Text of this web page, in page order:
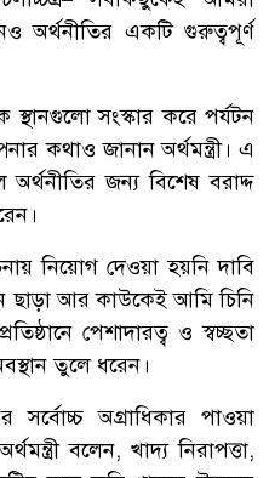
অর্থনীতির একটি গুরুত্বপূর্ণ
স্থানগুলো সংস্কার করে পর্যটন
কথাও জানান অর্থমন্ত্রী। এ
জন্য বিশেষ বরাদ্দ
নিয়োগ দেওয়া হয়নি দাবি
আর কাউকেই আমি চিনি
পেশাদারত্ব ও স্বচ্ছতা
তুলে ধরেন।
অগ্রাধিকার পাওয়া
বলেন, খাদ্য নিরাপত্তা,